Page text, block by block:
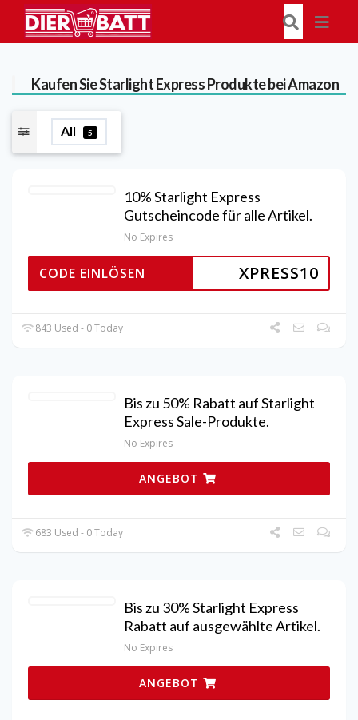
Kaufen Sie Starlight Express Produkte bei Amazon
All 5
10% Starlight Express
Gutscheincode für alle Artikel.
No Expires
XPRESS10
CODE EINLÖSEN
843 Used - 0 Today
Bis zu 50% Rabatt auf Starlight
Express Sale-Produkte.
No Expires
ANGEBOT
683 Used - 0 Today
Bis zu 30% Starlight Express
Rabatt auf ausgewählte Artikel.
No Expires
ANGEBOT